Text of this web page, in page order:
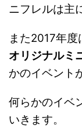
ニフレルは主
また2017年度
オリジナルミ
かのイベント
何らかのイベ
いきます。